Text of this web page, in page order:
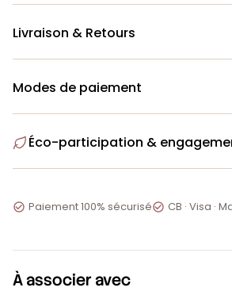
Livraison & Retours
Modes de paiement
Éco-participation &
 Paiement 100% sécurisé CB · Visa ·
À associer avec